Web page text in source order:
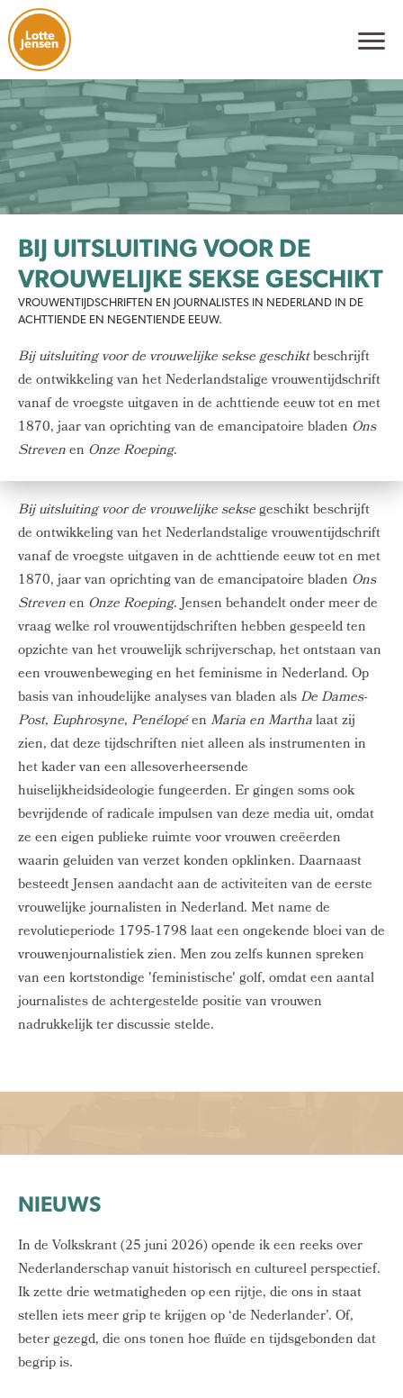
Lotte
Jensen
BIJ UITSLUITING VOOR DE
VROUWELIJKE SEKSE GESCHIKT
VROUWENTIJDSCHRIFTEN EN JOURNALISTES IN NEDERLAND IN DE
ACHTTIENDE EN NEGENTIENDE EEUW.
Bij uitsluiting voor de vrouwelijke seksegeschiktbeschrijft
de ontwikkeling van het Nederlandstalige vrouwentijdschrift
vanaf de vroegste uitgaven in de achttiende eeuw tot en met
1870, jaar van oprichting van de emancipatoire bladen Ons
Strevenen Onze Roeping.
Bij uitsluiting voor de vrouwelijke seksegeschikt beschrijft
de ontwikkeling van het Nederlandstalige vrouwentijdschrift
vanaf de vroegste uitgaven in de achttiende eeuw tot en met
1870, jaar van oprichting van de emancipatoire bladen Ons
Strevenen Onze Roeping. Jensen behandelt onder meer de
vraag welke rol vrouwentijdschriften hebben gespeeld ten
opzichte van het vrouwelijk schrijverschap, het ontstaan van
een vrouwenbeweging en het feminisme in Nederland. Op
basis van inhoudelijke analyses van bladen alsDe Dames-
Post,Euphrosyne,PenélopéenMaria en Marthalaat zij
zien, dat deze tijdschriften niet alleen als instrumenten in
het kader van een allesoverheersende
huiselijkheidsideologie fungeerden. Er gingen soms ook
bevrijdende of radicale impulsen van deze media uit, omdat
ze een eigen publieke ruimte voor vrouwen creëerden
waarin geluiden van verzet konden opklinken. Daarnaast
besteedt Jensen aandacht aan de activiteiten van de eerste
vrouwelijke journalisten in Nederland. Met name de
revolutieperiode 1795-1798 laat een ongekende bloei van de
vrouwenjournalistiek zien. Men zou zelfs kunnen spreken
van een kortstondige 'feministische' golf, omdat een aantal
journalistes de achtergestelde positie van vrouwen
nadrukkelijk ter discussie stelde.
NIEUWS
In de Volkskrant (25 juni 2026) opende ik een reeks over
Nederlanderschap vanuit historisch en cultureel perspectief.
Ik zette drie wetmatigheden op een rijtje, die ons in staat
stellen iets meer grip te krijgen op ‘de Nederlander’. Of,
beter gezegd, die ons tonen hoe fluïde en tijdsgebonden dat
begrip is.